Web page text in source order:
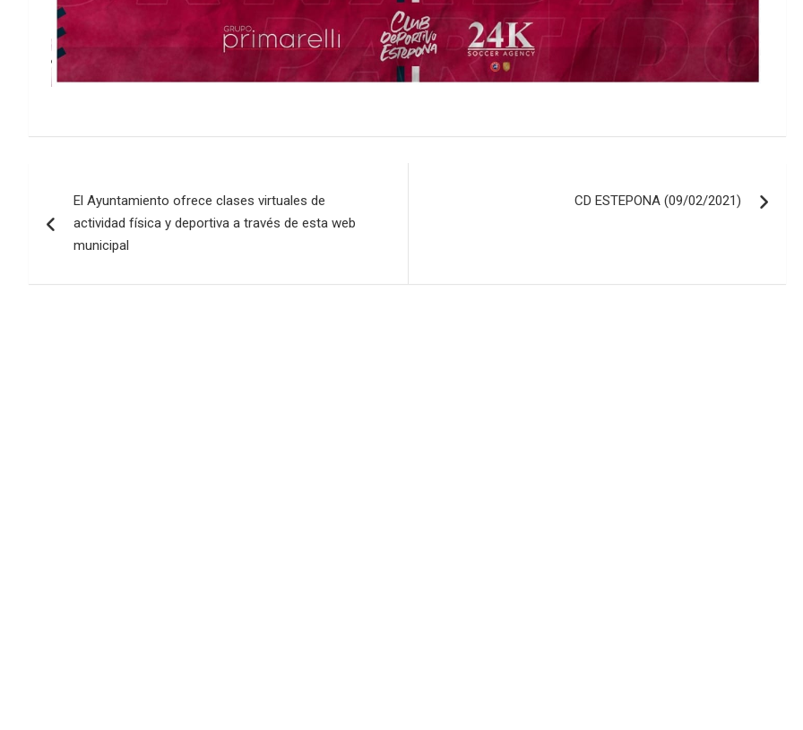
de
entradas
El Ayuntamiento ofrece clases virtuales de
actividad física y deportiva a través de esta web
municipal
CD ESTEPONA (09/02/2021)